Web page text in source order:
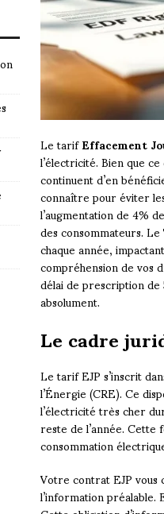
Le tarifEffacement
l’électricité. Bien que
continuent d’en
connaître pour éviter
l’augmentation de 4%
des consommateurs. Le
chaque année,
compréhension de vos
délai de prescription
absolument.
Le cadre
Le tarif EJP s’inscrit
l’Énergie (CRE). Ce
l’électricité très cher
reste de l’année.
consommation
Votre contrat EJP
l’information